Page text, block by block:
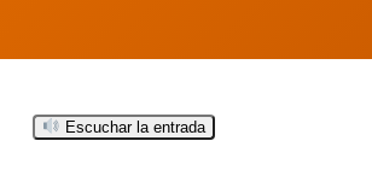
Escuchar la entrada